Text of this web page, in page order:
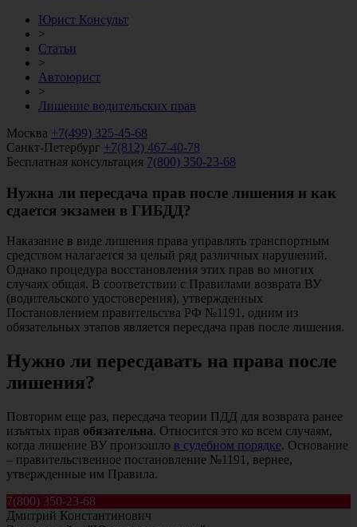
Юрист Консульт
>
Статьи
>
Автоюрист
>
Лишение водительских прав
Москва +7(499) 325-45-68
Санкт-Петербург +7(812) 467-40-78
Бесплатная консультация 7(800) 350-23-68
Нужна ли пересдача прав после лишения и как
сдается экзамен в ГИБДД?
Наказание в виде лишения права управлять транспортным
средством налагается за целый ряд различных нарушений.
Однако процедура восстановления этих прав во многих
случаях общая. В соответствии с Правилами возврата ВУ
(водительского удостоверения), утвержденных
Постановлением правительства РФ №1191, одним из
обязательных этапов является пересдача прав после лишения.
Нужно ли пересдавать на права после
лишения?
Повторим еще раз, пересдача теории ПДД для возврата ранее
изъятых прав обязательна. Относится это ко всем случаям,
когда лишение ВУ произошло в судебном порядке. Основание
– правительственное постановление №1191, вернее,
утвержденные им Правила.
7(800) 350-23-68
Дмитрий Константинович